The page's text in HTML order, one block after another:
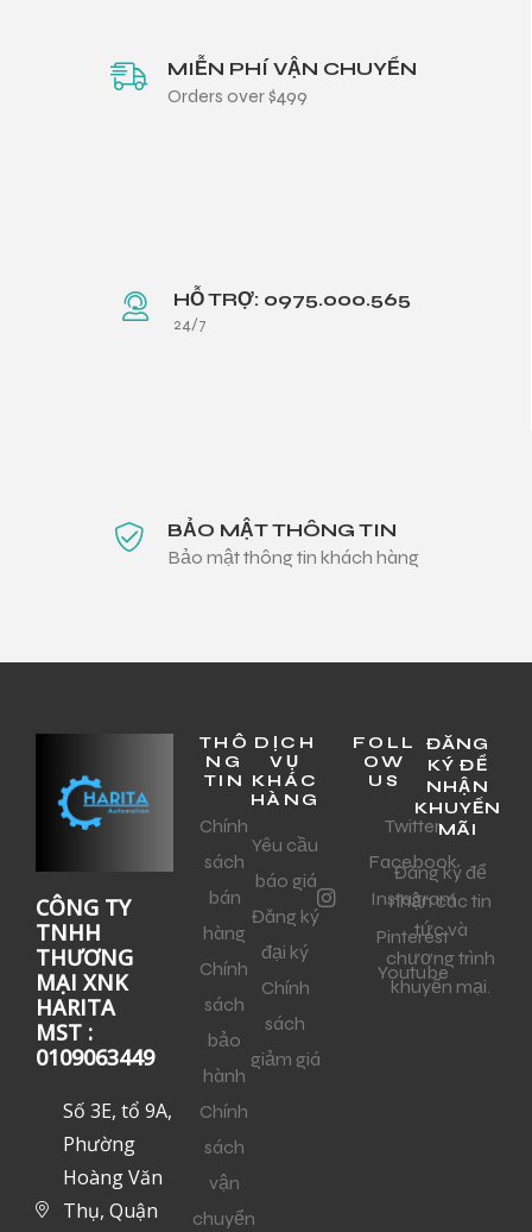
MIỄN PHÍ VẬN CHUYỂN
Orders over $499
HỖ TRỢ: 0975.000.565
24/7
BẢO MẬT THÔNG TIN
Bảo mật thông tin khách hàng
CÔNG TY
TNHH
THƯƠNG
MẠI XNK
HARITA
MST :
0109063449
Số 3E, tổ 9A,
Phường
Hoàng Văn
Thụ, Quận
THÔ
NG
TIN
Chính
sách
bán
hàng
Chính
sách
bảo
hành
Chính
sách
vận
chuyển
DỊCH
VỤ
KHÁC
HÀNG
Yêu cầu
báo giá
Đăng ký
đại ký
Chính
sách
giảm giá
FOLL
OW
US
Twitter
Facebook
Instagram
Pinterest
Youtube
ĐĂNG
KÝ ĐỂ
NHẬN
KHUYẾN
MÃI
Đăng ký để
nhận các tin
tức và
chương trình
khuyến mại.